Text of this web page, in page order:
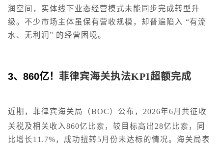
润空间，实体线下业态经营模式未能同步完成转型升
级。不少市场主体虽保有营收规模，却普遍陷入 “有流
水、无利润” 的经营困境。
3、860亿！ 菲律宾海关执法KPI超额完成
近期，菲律宾海关局（BOC）公布，2026年6月共征收
关税及相关收入860亿比索，较目标高出28亿比索，同
比增长11.7%，成功扭转5月份未达标的情况。海关局表